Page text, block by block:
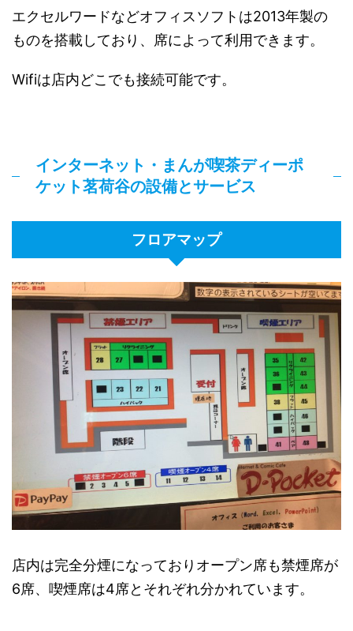
エクセルワードなどオフィスソフトは2013年製の
ものを搭載しており、席によって利用できます。
Wifiは店内どこでも接続可能です。
インターネット・まんが喫茶ディーポ
ケット茗荷谷の設備とサービス
フロアマップ
店内は完全分煙になっておりオープン席も禁煙席が
6席、喫煙席は4席とそれぞれ分かれています。